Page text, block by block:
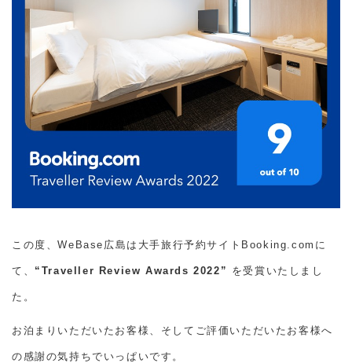
この度、WeBase広島は大手旅行予約サイトBooking.com に
て、 “Traveller Review Awards 2022” を受賞いたしまし
た。
お泊まりいただいたお客様、そしてご評価いただいたお客様へ
の感謝の気持ちでいっぱいです。